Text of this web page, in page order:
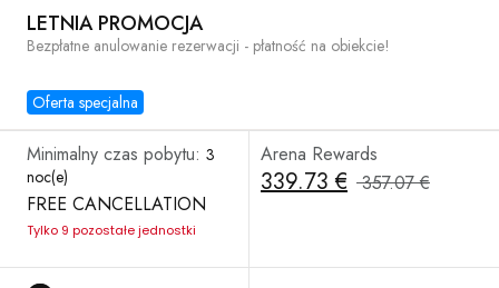
LETNIA PROMOCJA
Oferta specjalna
Bezpłatne anulowanie rezerwacji - płatność na obiekcie!
Minimalny czas pobytu: 3
noc(e)
FREE CANCELLATION
Tylko 9 pozostałe jednostki
Arena Rewards
339.73 € 357.07 €